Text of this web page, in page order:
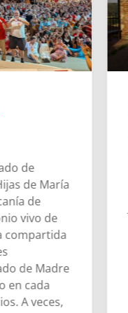
de
de María
de
vivo de
compartida
de Madre
en cada
A veces,